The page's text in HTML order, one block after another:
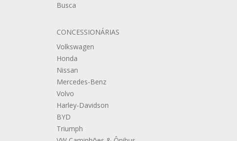
Busca
CONCESSIONÁRIAS
Volkswagen
Honda
Nissan
Mercedes-Benz
Volvo
Harley-Davidson
BYD
Triumph